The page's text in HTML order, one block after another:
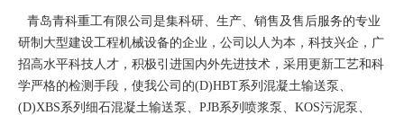
青岛青科重工有限公司是集科研、生产、销售及售后服务的专业
研制大型建设工程机械设备的企业，公司以人为本，科技兴企，广
招高水平科技人才，积极引进国内外先进技术，采用更新工艺和科
学严格的检测手段，使我公司的(D)HBT系列混凝土输送泵、
(D)XBS系列细石混凝土输送泵、PJB系列喷浆泵、KOS污泥泵、